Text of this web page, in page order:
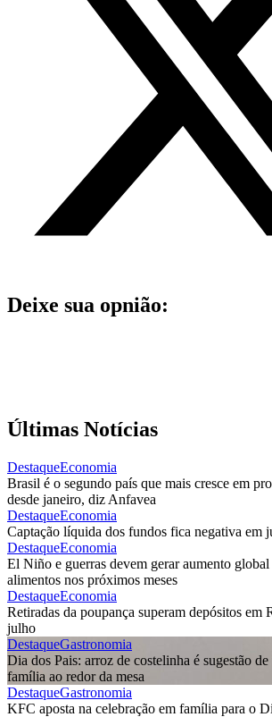
Deixe sua opnião:
Últimas Notícias
DestaqueEconomia
Brasil é o segundo país que mais cresce em
desde janeiro, diz Anfavea
DestaqueEconomia
Captação líquida dos fundos fica negativa em
DestaqueEconomia
El Niño e guerras devem gerar aumento
alimentos nos próximos meses
DestaqueEconomia
Retiradas da poupança superam depósitos em
julho
DestaqueGastronomia
Dia dos Pais: arroz de costelinha é sugestão
família ao redor da mesa
DestaqueGastronomia
KFC aposta na celebração em família para o